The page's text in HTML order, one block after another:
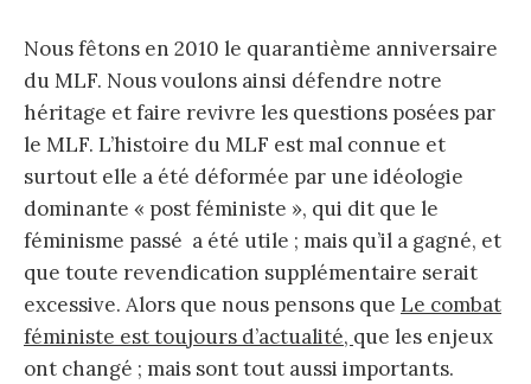
Nous fêtons en 2010 le quarantième anniversaire
du MLF. Nous voulons ainsi défendre notre
héritage et faire revivre les questions posées par
le MLF. L’histoire du MLF est mal connue et
surtout elle a été déformée par une idéologie
dominante « post féministe », qui dit que le
féminisme passé a été utile ; mais qu’il a gagné, et
que toute revendication supplémentaire serait
excessive. Alors que nous pensons que Le combat
féministe est toujours d’actualité, que les enjeux
ont changé ; mais sont tout aussi importants.